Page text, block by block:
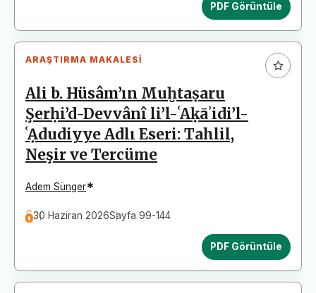
PDF Görüntüle
ARAŞTIRMA MAKALESI
Ali b. Hüsâm’ın Muḫtaṣaru
Şerḥi’d-Devvânî li’l-ʿAḳāʾidi’l-
ʿẠdudiyye Adlı Eseri: Tahlil,
Neşir ve Tercüme
Adem Sünger*
30 Haziran 2026Sayfa 99-144
PDF Görüntüle